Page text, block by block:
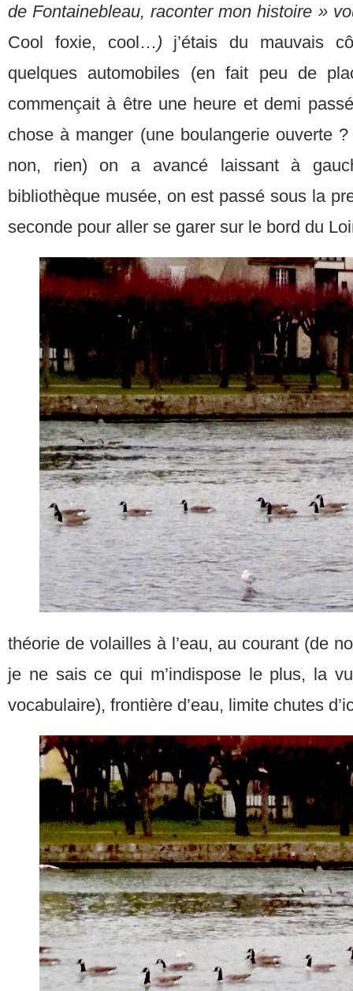
de Fontainebleau, raconter mon histoire »
Cool foxie, cool… ) j’étais du mauvais
quelques automobiles (en fait peu de
commençait à être une heure et demi
chose à manger (une boulangerie ouverte
non, rien) on a avancé laissant à
bibliothèque musée, on est passé sous la
seconde pour aller se garer sur le bord du
théorie de volailles à l’eau, au courant (de
je ne sais ce qui m’indispose le plus, la
vocabulaire), frontière d’eau, limite chutes